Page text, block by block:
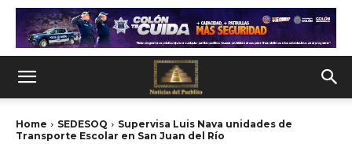
Home SEDESOQ
Supervisa Luis Nava unidades de
Transporte Escolar en San Juan del Río